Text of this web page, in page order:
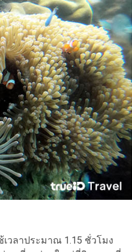
วลาประมาณ 1.15 ชั่วโมง